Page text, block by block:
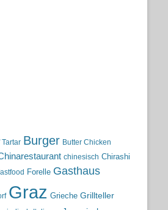
Tartar Burger Butter Chicken
chinesisch Chirashi
Forelle Gasthaus
Graz Grieche Grillteller